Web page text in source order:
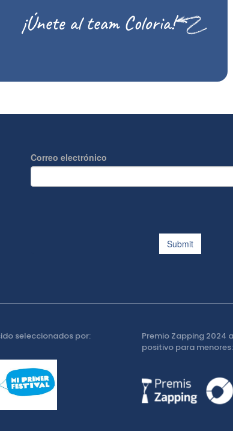
¡Únete al team Coloria!
seleccionados por:
Premio Zapping 2024
positivo para menores: